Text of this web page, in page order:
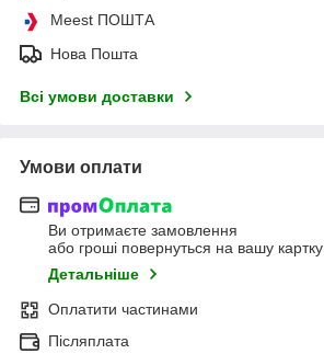
Meest ПОШТА
Нова Пошта
Всі умови доставки
Умови оплати
Ви отримаєте замовлення
або гроші повернуться на вашу картку
Детальніше
Оплатити частинами
Післяплата